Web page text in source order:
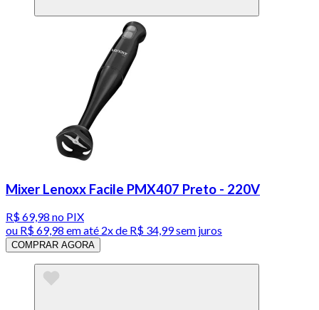
Mixer Lenoxx Facile PMX407 Preto - 220V
R$ 69,98 no PIX
ou R$ 69,98 em até 2x de R$ 34,99 sem juros
COMPRAR AGORA